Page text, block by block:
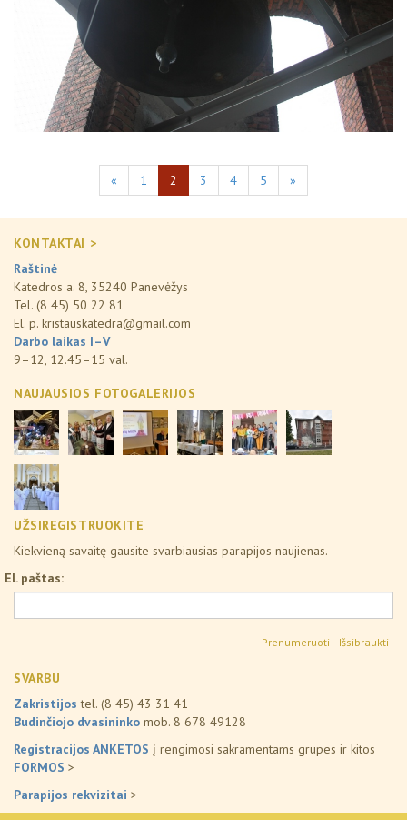
« 1 2 3 4 5 »
KONTAKTAI >
Raštinė
Katedros a. 8, 35240 Panevėžys
Tel. (8 45) 50 22 81
El. p. kristauskatedra@gmail.com
Darbo laikas I–V
9–12, 12.45–15 val.
NAUJAUSIOS FOTOGALERIJOS
UŽSIREGISTRUOKITE
Kiekvieną savaitę gausite svarbiausias parapijos naujienas.
El. paštas:
Išsibraukti
SVARBU
Zakristijos tel. (8 45) 43 31 41
Budinčiojo dvasininko mob. 8 678 49128
Registracijos ANKETOS į rengimosi sakramentams grupes ir kitos
FORMOS >
Parapijos rekvizitai >